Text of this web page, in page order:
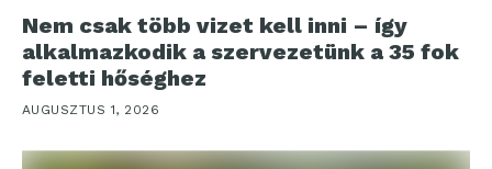
Nem csak több vizet kell inni – így
alkalmazkodik a szervezetünk a 35 fok
feletti hőséghez
AUGUSZTUS 1, 2026